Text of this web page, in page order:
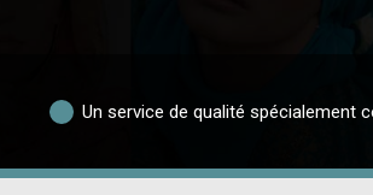
Un service de qualité spécialement